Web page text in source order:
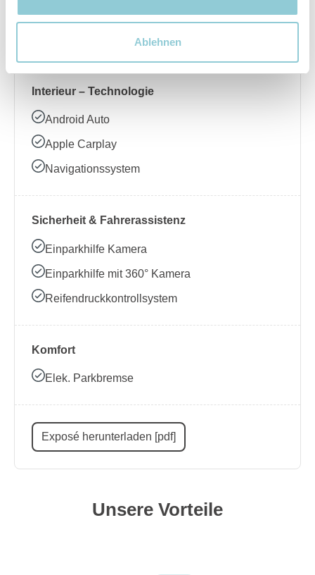
Ablehnen
Beheizbares Lenkrad
Interieur – Technologie
Android Auto
Apple Carplay
Navigationssystem
Sicherheit & Fahrerassistenz
Einparkhilfe Kamera
Einparkhilfe mit 360° Kamera
Reifendruckkontrollsystem
Komfort
Elek. Parkbremse
Exposé herunterladen [pdf]
Unsere Vorteile